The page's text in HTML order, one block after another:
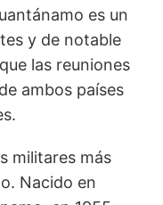
es un
y de notable
las reuniones
ambos países
militares más
Nacido en